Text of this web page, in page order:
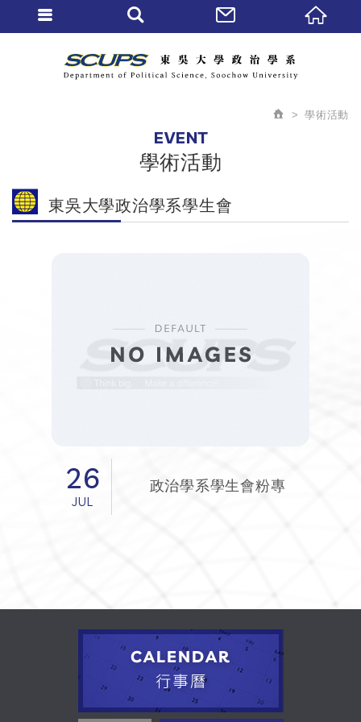
學術活動
EVENT
學術活動
東吳大學政治學系學生會
26
JUL
政治學系學生會粉專